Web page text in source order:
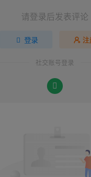
请登录后发表评论
登录
社交账号登录